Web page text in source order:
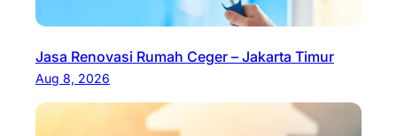
Jasa Renovasi Rumah Ceger – Jakarta Timur
Aug 8, 2026